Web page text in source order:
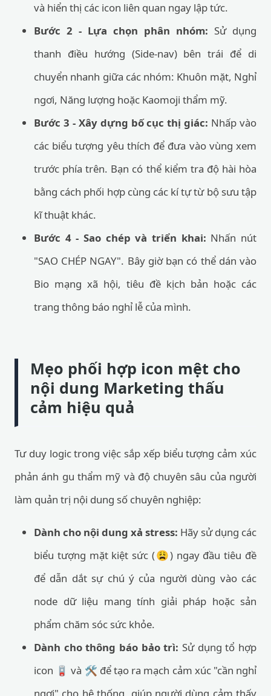
và hiển thị các icon liên quan ngay lập tức.
Bước 2 - Lựa chọn phân nhóm: Sử dụng
thanh điều hướng (Side-nav) bên trái để di
chuyển nhanh giữa các nhóm: Khuôn mặt, Nghỉ
ngơi, Năng lượng hoặc Kaomoji thẩm mỹ.
Bước 3 - Xây dựng bố cục thị giác: Nhấp vào
các biểu tượng yêu thích để đưa vào vùng xem
trước phía trên. Bạn có thể kiểm tra độ hài hòa
bằng cách phối hợp cùng các kí tự từ bộ sưu tập
kĩ thuật khác.
Bước 4 - Sao chép và triển khai: Nhấn nút
"SAO CHÉP NGAY". Bây giờ bạn có thể dán vào
Bio mạng xã hội, tiêu đề kịch bản hoặc các
trang thông báo nghỉ lễ của mình.
Mẹo phối hợp icon mệt cho
nội dung Marketing thấu
cảm hiệu quả
Tư duy logic trong việc sắp xếp biểu tượng cảm xúc
phản ánh gu thẩm mỹ và độ chuyên sâu của người
làm quản trị nội dung số chuyên nghiệp:
Dành cho nội dung xả stress: Hãy sử dụng các
biểu tượng mặt kiệt sức (😩) ngay đầu tiêu đề
để dẫn dắt sự chú ý của người dùng vào các
node dữ liệu mang tính giải pháp hoặc sản
phẩm chăm sóc sức khỏe.
Dành cho thông báo bảo trì: Sử dụng tổ hợp
icon 🪫 và 🛠️ để tạo ra mạch cảm xúc "cần nghỉ